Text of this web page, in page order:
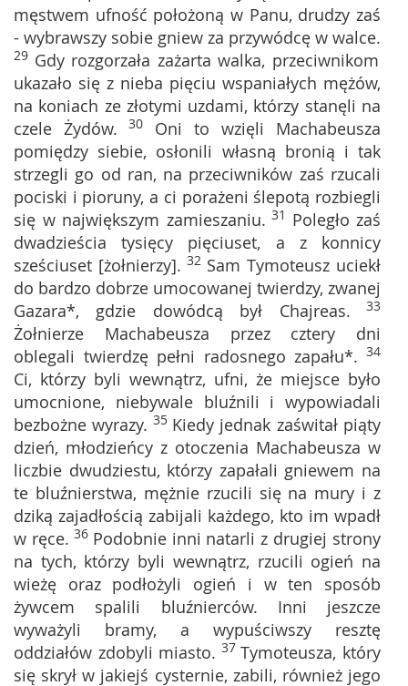
męstwem ufność położoną w Panu, drudzy zaś
- wybrawszy sobie gniew za przywódcę w walce.
29 Gdy rozgorzała zażarta walka, przeciwnikom
ukazało się z nieba pięciu wspaniałych mężów,
na koniach ze złotymi uzdami, którzy stanęli na
czele Żydów. 30 Oni to wzięli Machabeusza
pomiędzy siebie, osłonili własną bronią i tak
strzegli go od ran, na przeciwników zaś rzucali
pociski i pioruny, a ci porażeni ślepotą rozbiegli
się w największym zamieszaniu. 31 Poległo zaś
dwadzieścia tysięcy pięciuset, a z konnicy
sześciuset [żołnierzy]. 32 Sam Tymoteusz uciekł
do bardzo dobrze umocowanej twierdzy, zwanej
Gazara*, gdzie dowódcą był Chajreas. 33
Żołnierze Machabeusza przez cztery dni
oblegali twierdzę pełni radosnego zapału*. 34
Ci, którzy byli wewnątrz, ufni, że miejsce było
umocnione, niebywale bluźnili i wypowiadali
bezbożne wyrazy. 35 Kiedy jednak zaświtał piąty
dzień, młodzieńcy z otoczenia Machabeusza w
liczbie dwudziestu, którzy zapałali gniewem na
te bluźnierstwa, mężnie rzucili się na mury i z
dziką zajadłością zabijali każdego, kto im wpadł
w ręce. 36 Podobnie inni natarli z drugiej strony
na tych, którzy byli wewnątrz, rzucili ogień na
wieżę oraz podłożyli ogień i w ten sposób
żywcem spalili bluźnierców. Inni jeszcze
wyważyli bramy, a wypuściwszy resztę
oddziałów zdobyli miasto. 37Tymoteusza, który
się skrył w jakiejś cysternie, zabili, również jego